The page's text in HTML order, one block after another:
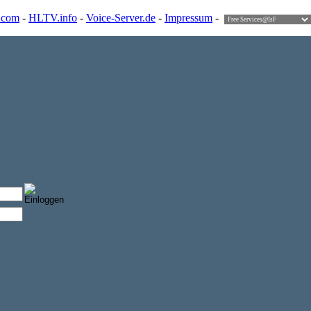
- HLTV.info - Voice-Server.de - Impressum -